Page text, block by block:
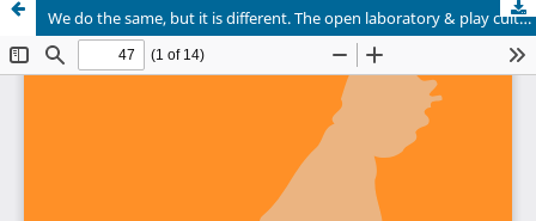
We do the same, but it is different. The open laboratory & play culture